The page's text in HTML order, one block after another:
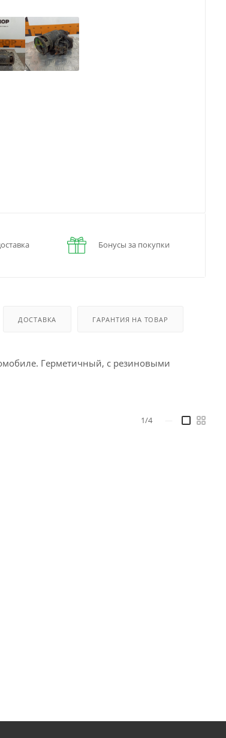
Бонусы за покупки
ДОСТАВКА ГАРАНТИЯ НА ТОВАР
Герметичный, с резиновыми
1/4